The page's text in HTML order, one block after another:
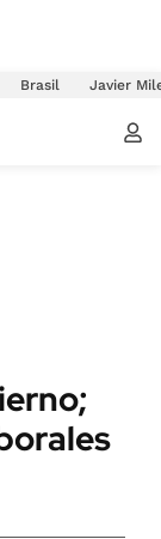
Brasil Javier